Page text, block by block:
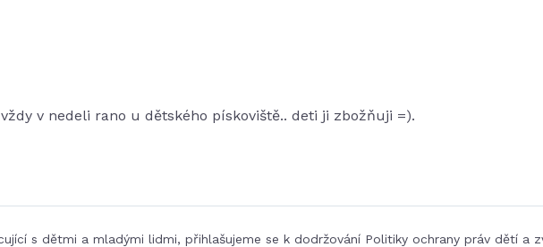
v nedeli rano u dětského pískoviště.. deti ji zbožňuji =).
s dětmi a mladými lidmi, přihlašujeme se k dodržování Politiky ochrany práv dětí a